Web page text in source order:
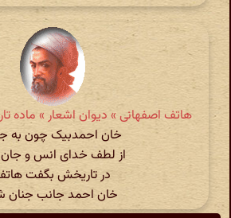
هاتف اصفهانی » دیوان اشعار » ماده
خان احمدبیک چون به
از لطف خدای انس و
در تاریخش بگفت
خان احمد جانب جنان